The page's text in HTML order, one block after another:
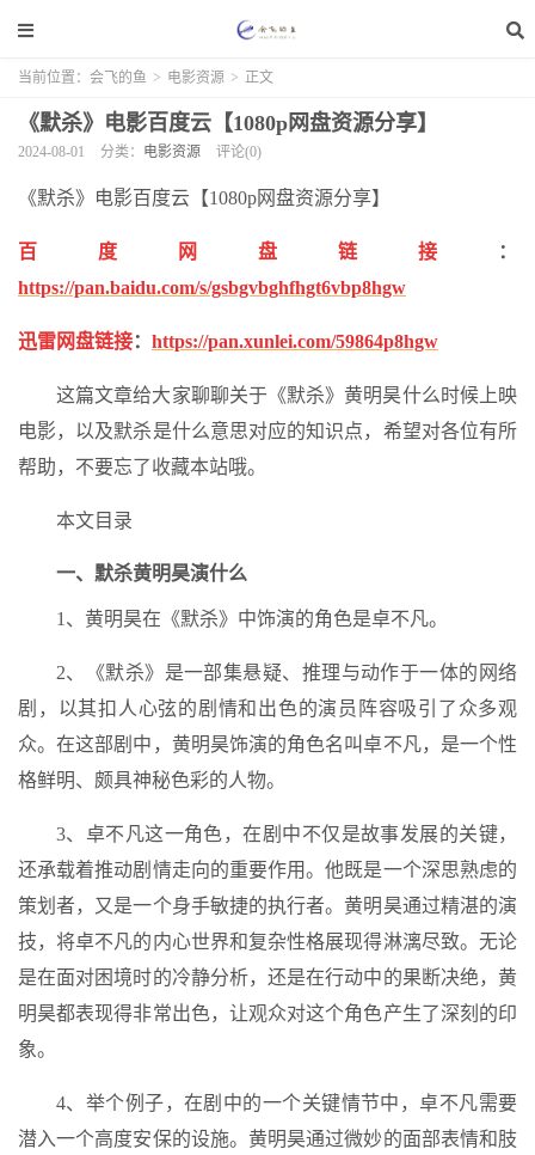
当前位置： 会飞的鱼 > 电影资源 > 正文
《默杀》电影百度云【1080p网盘资源分享】
2024-08-01 分类： 电影资源 评论(0)
《默杀》电影百度云【1080p网盘资源分享】
百度网盘链接
：
https://pan.baidu.com/s/gsbgvbghfhgt6vbp8hgw
迅雷网盘链接： https://pan.xunlei.com/59864p8hgw
这篇文章给大家聊聊关于《默杀》黄明昊什么时候上映
电影，以及默杀是什么意思对应的知识点，希望对各位有所
帮助，不要忘了收藏本站哦。
本文目录
一、默杀黄明昊演什么
1、黄明昊在《默杀》中饰演的角色是卓不凡。
2、《默杀》是一部集悬疑、推理与动作于一体的网络
剧，以其扣人心弦的剧情和出色的演员阵容吸引了众多观
众。在这部剧中，黄明昊饰演的角色名叫卓不凡，是一个性
格鲜明、颇具神秘色彩的人物。
3、卓不凡这一角色，在剧中不仅是故事发展的关键，
还承载着推动剧情走向的重要作用。他既是一个深思熟虑的
策划者，又是一个身手敏捷的执行者。黄明昊通过精湛的演
技，将卓不凡的内心世界和复杂性格展现得淋漓尽致。无论
是在面对困境时的冷静分析，还是在行动中的果断决绝，黄
明昊都表现得非常出色，让观众对这个角色产生了深刻的印
象。
4、举个例子，在剧中的一个关键情节中，卓不凡需要
潜入一个高度安保的设施。黄明昊通过微妙的面部表情和肢